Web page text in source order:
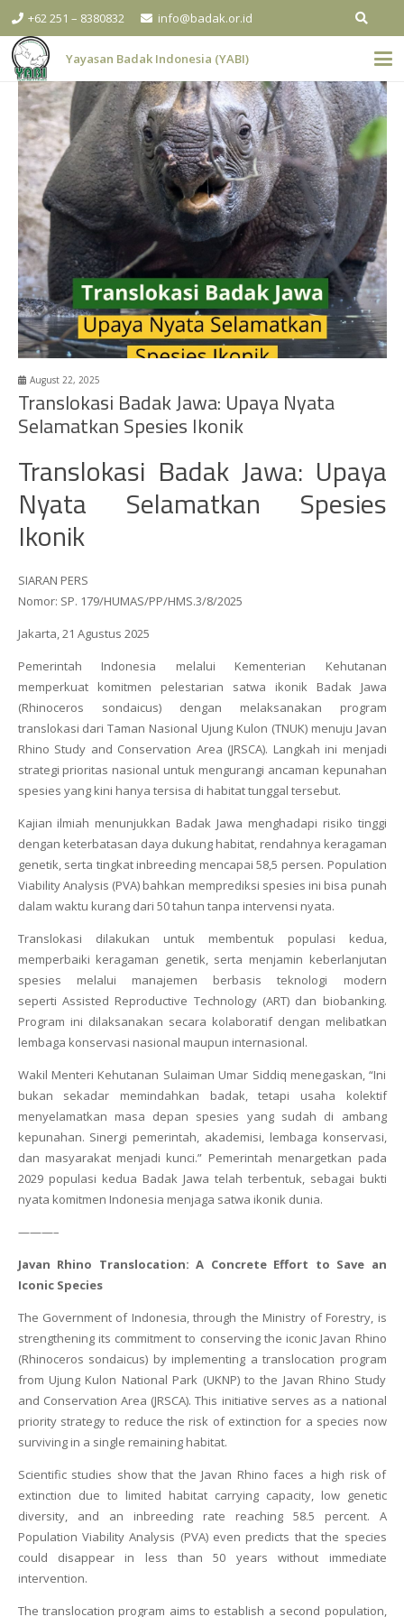
+62 251 – 8380832 info@badak.or.id
Yayasan Badak Indonesia (YABI)
August 22, 2025
Translokasi Badak Jawa: Upaya Nyata
Selamatkan Spesies Ikonik
Translokasi Badak Jawa: Upaya
Nyata Selamatkan Spesies
Ikonik
SIARAN PERS
Nomor: SP. 179/HUMAS/PP/HMS.3/8/2025
Jakarta, 21 Agustus 2025
Pemerintah Indonesia melalui Kementerian Kehutanan
memperkuat komitmen pelestarian satwa ikonik Badak Jawa
(Rhinoceros sondaicus) dengan melaksanakan program
translokasi dari Taman Nasional Ujung Kulon (TNUK) menuju Javan
Rhino Study and Conservation Area (JRSCA). Langkah ini menjadi
strategi prioritas nasional untuk mengurangi ancaman kepunahan
spesies yang kini hanya tersisa di habitat tunggal tersebut.
Kajian ilmiah menunjukkan Badak Jawa menghadapi risiko tinggi
dengan keterbatasan daya dukung habitat, rendahnya keragaman
genetik, serta tingkat inbreeding mencapai 58,5 persen. Population
Viability Analysis (PVA) bahkan memprediksi spesies ini bisa punah
dalam waktu kurang dari 50 tahun tanpa intervensi nyata.
Translokasi dilakukan untuk membentuk populasi kedua,
memperbaiki keragaman genetik, serta menjamin keberlanjutan
spesies melalui manajemen berbasis teknologi modern
seperti Assisted Reproductive Technology (ART)dan biobanking.
Program ini dilaksanakan secara kolaboratif dengan melibatkan
lembaga konservasi nasional maupun internasional.
Wakil Menteri Kehutanan Sulaiman Umar Siddiq menegaskan, “Ini
bukan sekadar memindahkan badak, tetapi usaha kolektif
menyelamatkan masa depan spesies yang sudah di ambang
kepunahan. Sinergi pemerintah, akademisi, lembaga konservasi,
dan masyarakat menjadi kunci.” Pemerintah menargetkan pada
2029 populasi kedua Badak Jawa telah terbentuk, sebagai bukti
nyata komitmen Indonesia menjaga satwa ikonik dunia.
———–
Javan Rhino Translocation: A Concrete Effort to Save an
Iconic Species
The Government of Indonesia, through the Ministry of Forestry, is
strengthening its commitment to conserving the iconic Javan Rhino
(Rhinoceros sondaicus) by implementing a translocation program
from Ujung Kulon National Park (UKNP) to the Javan Rhino Study
and Conservation Area (JRSCA). This initiative serves as a national
priority strategy to reduce the risk of extinction for a species now
surviving in a single remaining habitat.
Scientific studies show that the Javan Rhino faces a high risk of
extinction due to limited habitat carrying capacity, low genetic
diversity, and an inbreeding rate reaching 58.5 percent. A
Population Viability Analysis (PVA) even predicts that the species
could disappear in less than 50 years without immediate
intervention.
The translocation program aims to establish a second population,